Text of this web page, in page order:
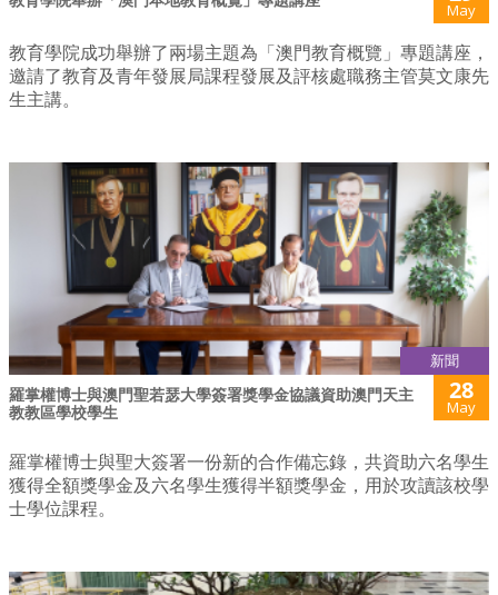
May
教育學院成功舉辦了兩場主題為「澳門教育概覽」專題講座，
邀請了教育及青年發展局課程發展及評核處職務主管莫文康先
生主講。
新聞
羅掌權博士與澳門聖若瑟大學簽署獎學金協議資助澳門天主
教教區學校學生
28
May
羅掌權博士與聖大簽署一份新的合作備忘錄，共資助六名學生
獲得全額獎學金及六名學生獲得半額獎學金，用於攻讀該校學
士學位課程。